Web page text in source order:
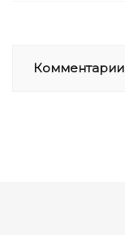
Комментарии